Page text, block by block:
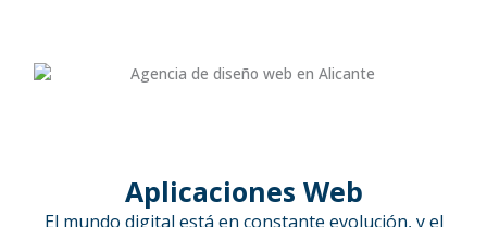
Aplicaciones Web
El mundo digital está en constante evolución, y el